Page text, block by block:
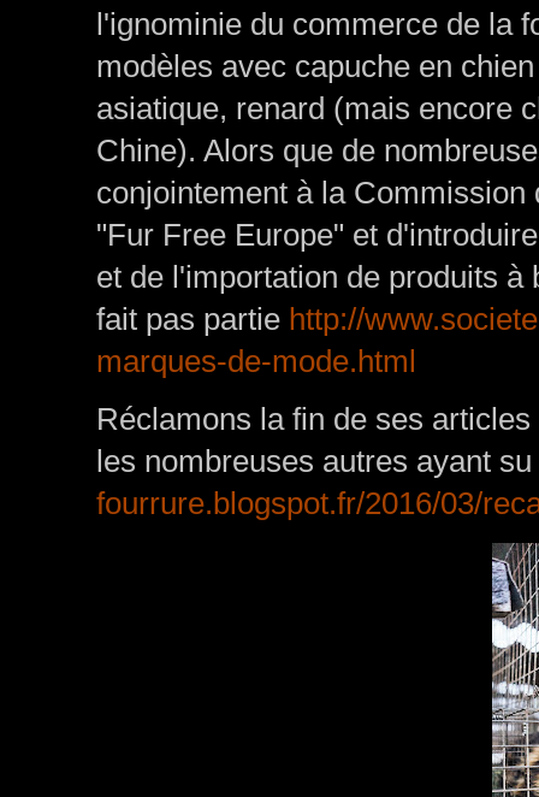
l'ignominie du commerce de la
modèles avec capuche en
asiatique, renard (mais encore
Chine). Alors que de
conjointement à la
"Fur Free Europe" et
et de l'importation de produits
fait pas partie http://
marques-de-mode.html
Réclamons la fin de ses
les nombreuses autres ayant
fourrure.blogspot.fr/2016/03/